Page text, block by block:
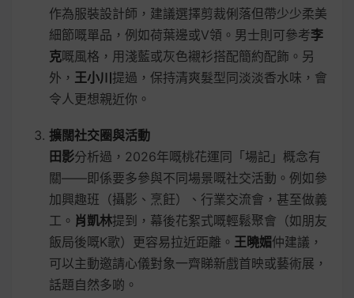
作為服裝設計師，建議選擇剪裁俐落但帶少少柔美
細節嘅單品，例如荷葉邊或V領。男士則可參考李
克嘅風格，用淺藍或灰色襯衫搭配簡約配飾。另
外， 王小川提過，保持清爽髮型同淡淡香水味，會
令人更想親近你。
擴闊社交圈與活動
田影分析過，2026年嘅桃花運同「場記」概念有
關——即係要多參與不同場景嘅社交活動。例如參
加興趣班（攝影、烹飪）、行業交流會，甚至做義
工。 肖凱林提到，幕後花絮式嘅輕鬆聚會（如朋友
飯局後嘅K歌）更容易拉近距離。 王曉媚仲建議，
可以主動邀請心儀對象一齊睇新戲首映或藝術展，
話題自然多啲。